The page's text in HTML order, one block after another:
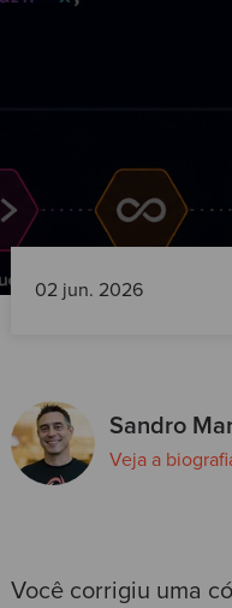
02 jun. 2026
Sandro
Veja a
Você corrigiu uma